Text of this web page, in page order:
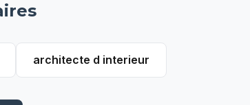
architecte d interieur